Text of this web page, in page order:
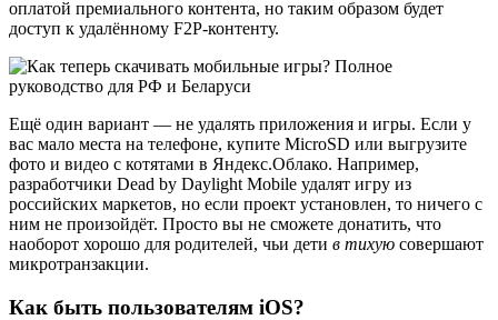
оплатой премиального контента, но таким образом будет
доступ к удалённому F2P-контенту.
Ещё один вариант — не удалять приложения и игры. Если у
вас мало места на телефоне, купите MicroSD или выгрузите
фото и видео с котятами в Яндекс.Облако. Например,
разработчики Dead by Daylight Mobile удалят игру из
российских маркетов, но если проект установлен, то ничего с
ним не произойдёт. Просто вы не сможете донатить, что
наоборот хорошо для родителей, чьи дети в тихую совершают
микротранзакции.
Как быть пользователям iOS?